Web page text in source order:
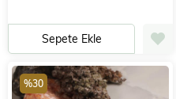
Sepete Ekle
%30